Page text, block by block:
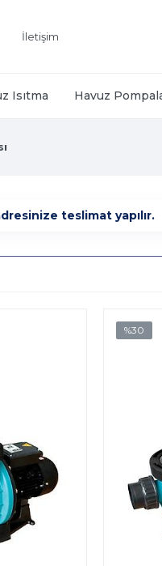
İletişim
Isıtma Havuz
teslimat yapılır.
%30